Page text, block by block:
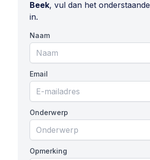
Beek, vul dan het
in.
Naam
Email
Onderwerp
Opmerking